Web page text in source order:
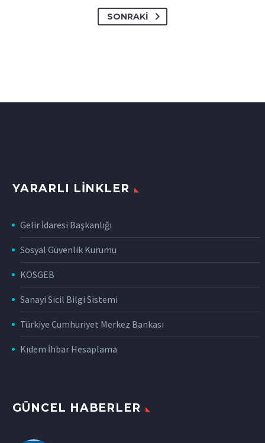
SONRAKI
YARARLI LINKLER
Gelir İdaresi Başkanlığı
Sosyal Güvenlik Kurumu
KOSGEB
Sanayi Sicil Bilgi Sistemi
Türkiye Cumhuriyet Merkez Bankası
Kıdem İhbar Hesaplama
GÜNCEL HABERLER